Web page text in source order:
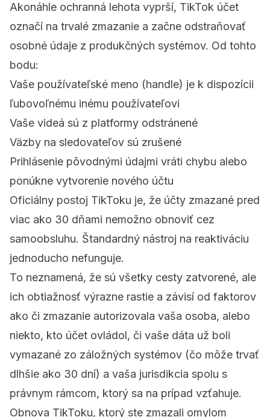
Akonáhle ochranná lehota vyprší, TikTok účet
označí na trvalé zmazanie a začne odstraňovať
osobné údaje z produkčných systémov. Od tohto
bodu:
Vaše používateľské meno (handle) je k dispozícii
ľubovoľnému inému používateľovi
Vaše videá sú z platformy odstránené
Väzby na sledovateľov sú zrušené
Prihlásenie pôvodnými údajmi vráti chybu alebo
ponúkne vytvorenie nového účtu
Oficiálny postoj TikToku je, že účty zmazané pred
viac ako 30 dňami nemožno obnoviť cez
samoobsluhu. Štandardný nástroj na reaktiváciu
jednoducho nefunguje.
To neznamená, že sú všetky cesty zatvorené, ale
ich obtiažnosť výrazne rastie a závisí od faktorov
ako či zmazanie autorizovala vaša osoba, alebo
niekto, kto účet ovládol, či vaše dáta už boli
vymazané zo záložných systémov (čo môže trvať
dlhšie ako 30 dní) a vaša jurisdikcia spolu s
právnym rámcom, ktorý sa na prípad vzťahuje.
Obnova TikToku, ktorý ste zmazali omylom